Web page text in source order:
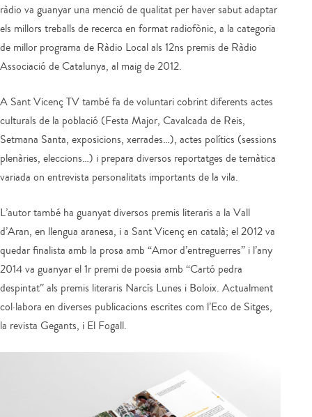
ràdio va guanyar una menció de qualitat per haver sabut adaptar
els millors treballs de recerca en format radiofònic, a la categoria
de millor programa de Ràdio Local als 12ns premis de Ràdio
Associació de Catalunya, al maig de 2012.
A Sant Vicenç TV també fa de voluntari cobrint diferents actes
culturals de la població (Festa Major, Cavalcada de Reis,
Setmana Santa, exposicions, xerrades…), actes polítics (sessions
plenàries, eleccions…) i prepara diversos reportatges de temàtica
variada on entrevista personalitats importants de la vila.
L’autor també ha guanyat diversos premis literaris a la Vall
d’Aran, en llengua aranesa, i a Sant Vicenç en català; el 2012 va
quedar finalista amb la prosa amb “Amor d’entreguerres” i l’any
2014 va guanyar el 1r premi de poesia amb “Cartó pedra
despintat” als premis literaris Narcís Lunes i Boloix. Actualment
col·labora en diverses publicacions escrites com l’Eco de Sitges,
la revista Gegants, i El Fogall.